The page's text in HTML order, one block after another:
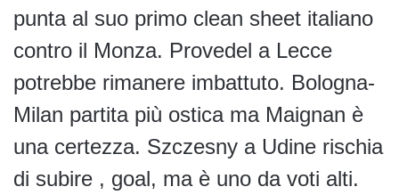
punta al suo primo clean sheet italiano
contro il Monza. Provedel a Lecce
potrebbe rimanere imbattuto. Bologna-
Milan partita più ostica ma Maignan è
una certezza. Szczesny a Udine rischia
di subire , goal, ma è uno da voti alti.